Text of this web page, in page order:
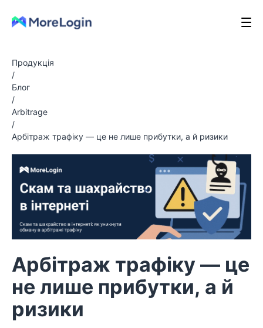
Продукція
/
Блог
/
Arbitrage
/
Арбітраж трафіку — це не лише прибутки, а й ризики
Арбітраж трафіку — це
не лише прибутки, а й
ризики